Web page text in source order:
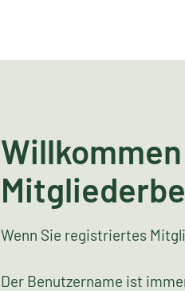
Wenn Sie registriertes
Der Benutzername ist